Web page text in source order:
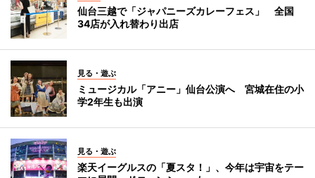
仙台三越で「ジャパニーズカレーフェス」 全国
34店が入れ替わり出店
見る・遊ぶ
ミュージカル「アニー」仙台公演へ 宮城在住の小
学2年生も出演
見る・遊ぶ
楽天イーグルスの「夏スタ！」、今年は宇宙をテー